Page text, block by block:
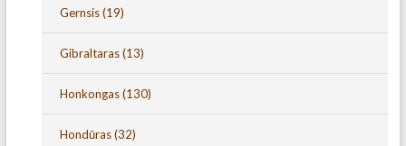
Gernsis(19)
Gibraltaras(13)
Honkongas(130)
Hondūras(32)